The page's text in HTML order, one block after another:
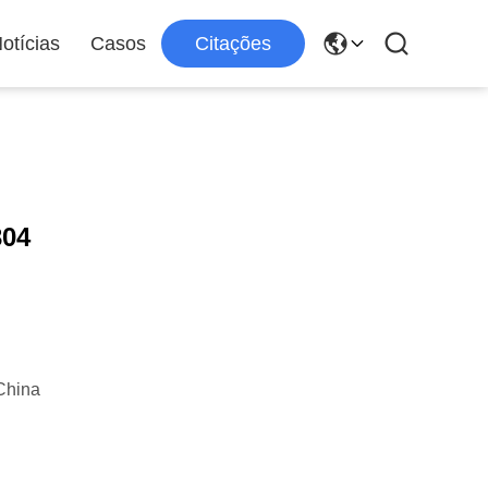
Casos Citações